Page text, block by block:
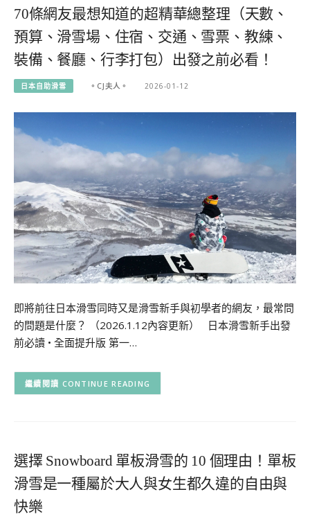
70條網友最想知道的超精華總整理（天數、
預算、滑雪場、住宿、交通、雪票、教練、
裝備、餐廳、行李打包）出發之前必看！
日本自助滑雪 。CJ夫人。 2026-01-12
即將前往日本滑雪同時又是滑雪新手與初學者的網友，最常問
的問題是什麼？ （2026.1.12內容更新） 日本滑雪新手出發
前必讀 • 全面提升版 第一…
CONTINUE READING
選擇 Snowboard 單板滑雪的 10 個理由！單板
滑雪是一種屬於大人與女生都久違的自由與
快樂